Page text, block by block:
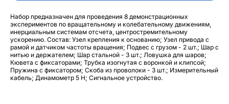
Набор предназначен для проведения 8 демонстрационных
экспериментов по вращательному и колебательному движениям,
инерциальным системам отсчета, центростремительному
ускорению. Состав: Узел крепления к основанию; Узел привода с
рамой и датчиком частоты вращения; Подвес с грузом - 2 шт.; Шар с
нитью и держателем; Шар стальной - 3 шт.; Ловушка для шаров;
Кювета с фиксаторами; Трубка изогнутая с воронкой и клипсой;
Пружина с фиксатором; Скоба из проволоки - 3 шт.; Измерительный
кабель; Динамометр 5 Н; Сигнальное устройство.